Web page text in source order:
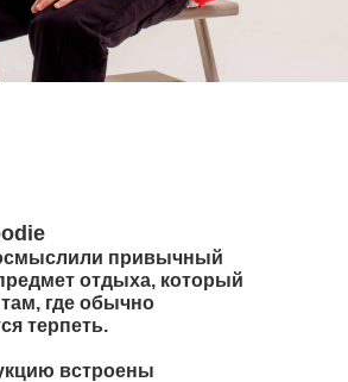
привычный
отдыха, который
где обычно
терпеть.
встроены